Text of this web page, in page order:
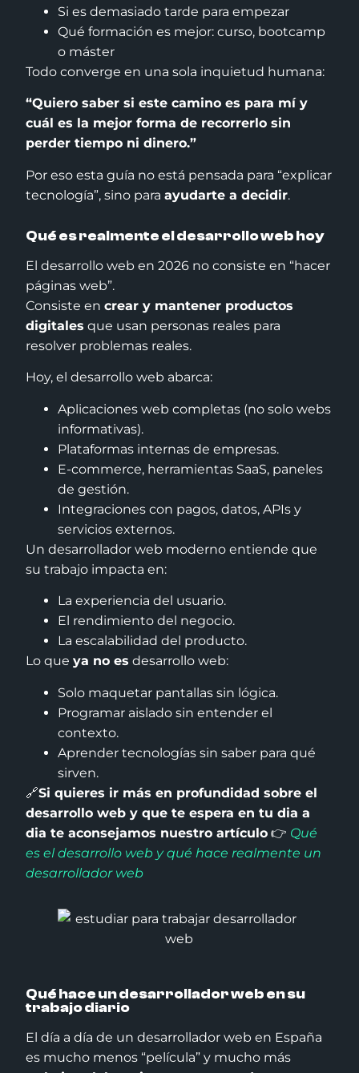
Si es demasiado tarde para empezar
Qué formación es mejor: curso, bootcamp
o máster
Todo converge en una sola inquietud humana:
“Quiero saber si este camino es para mí y
cuál es la mejor forma de recorrerlo sin
perder tiempo ni dinero.”
Por eso esta guía no está pensada para “explicar
tecnología”, sino paraayudarte a decidir.
Qué es realmente el desarrollo web hoy
El desarrollo web en 2026 no consiste en “hacer
páginas web”.
Consiste encrear y mantener productos
digitales que usan personas reales para
resolver problemas reales.
Hoy, el desarrollo web abarca:
Aplicaciones web completas (no solo webs
informativas).
Plataformas internas de empresas.
E-commerce, herramientas SaaS, paneles
de gestión.
Integraciones con pagos, datos, APIs y
servicios externos.
Un desarrollador web moderno entiende que
su trabajo impacta en:
La experiencia del usuario.
El rendimiento del negocio.
La escalabilidad del producto.
Lo queya no es desarrollo web:
Solo maquetar pantallas sin lógica.
Programar aislado sin entender el
contexto.
Aprender tecnologías sin saber para qué
sirven.
🔗Si quieres ir más en profundidad sobre el
desarrollo web y que te espera en tu dia a
dia te aconsejamos nuestro artículo 👉 Qué
es el desarrollo web y qué hace realmente un
desarrollador web
Qué hace un desarrollador web en su
trabajo diario
El día a día de un desarrollador web en España
es mucho menos “película” y mucho más